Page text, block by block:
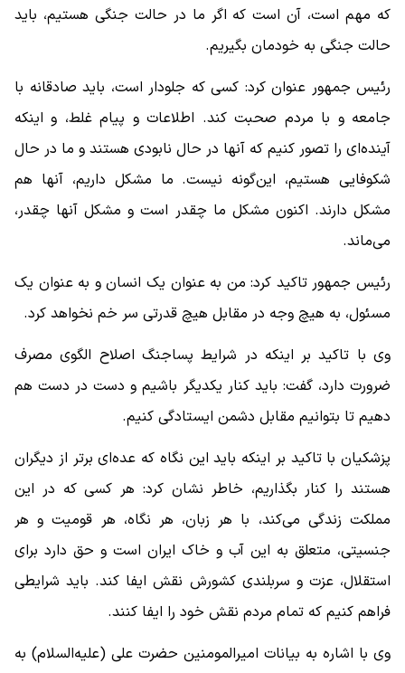
که مهم است، آن است که اگر ما در حالت جنگی هستیم، باید
حالت جنگی به خودمان بگیریم.
رئیس جمهور عنوان کرد: کسی که جلودار است، باید صادقانه با
جامعه و با مردم صحبت کند. اطلاعات و پیام غلط، و اینکه
آینده‌ای را تصور کنیم که آنها در حال نابودی هستند و ما در حال
شکوفایی هستیم، این‌گونه نیست. ما مشکل داریم، آنها هم
مشکل دارند. اکنون مشکل ما چقدر است و مشکل آنها چقدر،
می‌ماند.
رئیس جمهور تاکید کرد: من به عنوان یک انسان و به عنوان یک
مسئول، به هیچ وجه در مقابل هیچ قدرتی سر خم نخواهد کرد.
وی با تاکید بر اینکه در شرایط پساجنگ اصلاح الگوی مصرف
ضرورت دارد، گفت: باید کنار یکدیگر باشیم و دست در دست هم
دهیم تا بتوانیم مقابل دشمن ایستادگی کنیم.
پزشکیان با تاکید بر اینکه باید این نگاه که عده‌ای برتر از دیگران
هستند را کنار بگذاریم، خاطر نشان کرد: هر کسی که در این
مملکت زندگی می‌کند، با هر زبان، هر نگاه، هر قومیت و هر
جنسیتی، متعلق به این آب و خاک ایران است و حق دارد برای
استقلال، عزت و سربلندی کشورش نقش ایفا کند. باید شرایطی
فراهم کنیم که تمام مردم نقش خود را ایفا کنند.
وی با اشاره به بیانات امیرالمومنین حضرت علی (علیه‌السلام) به